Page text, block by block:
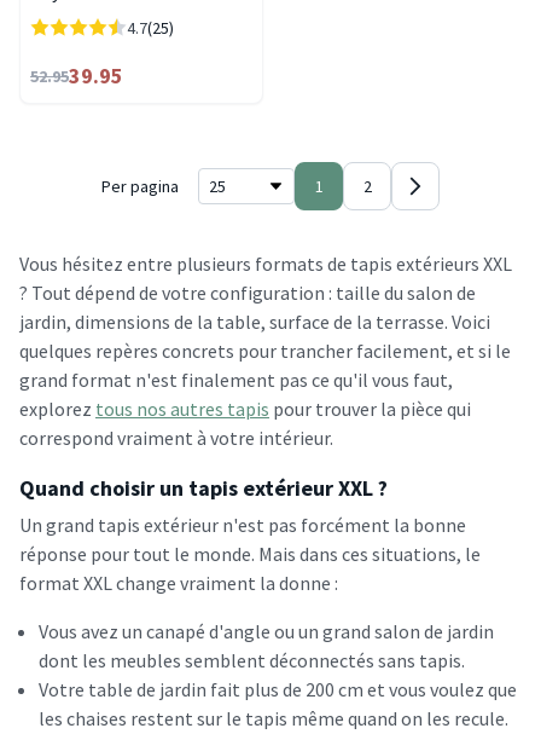
4.7(25)
52.9539.95
Per pagina 1 2
Vous hésitez entre plusieurs formats de tapis extérieurs XXL
? Tout dépend de votre configuration : taille du salon de
jardin, dimensions de la table, surface de la terrasse. Voici
quelques repères concrets pour trancher facilement, et si le
grand format n'est finalement pas ce qu'il vous faut,
explorez tous nos autres tapis pour trouver la pièce qui
correspond vraiment à votre intérieur.
Quand choisir un tapis extérieur XXL ?
Un grand tapis extérieur n'est pas forcément la bonne
réponse pour tout le monde. Mais dans ces situations, le
format XXL change vraiment la donne :
Vous avez un canapé d'angle ou un grand salon de jardin
dont les meubles semblent déconnectés sans tapis.
Votre table de jardin fait plus de 200 cm et vous voulez que
les chaises restent sur le tapis même quand on les recule.